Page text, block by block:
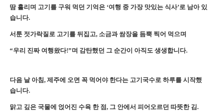
땀 흘리며 고기를 구워 먹던 기억은 ‘여행 중 가장 맛있는 식사’로 남아 있
습니다.
서툰 젓가락질로 고기를 뒤집고, 소금과 쌈장을 듬뿍 찍어 먹으며
“우리 진짜 여행왔다!”며 감탄했던 그 순간이 아직도 생생합니다.
다음 날 아침, 제주에 오면 꼭 먹어야 한다는 고기국수로 하루를 시작했
습니다.
맑고 깊은 국물에 얹어진 수육 한 점, 그 안에서 피어오르던 따뜻한 김.